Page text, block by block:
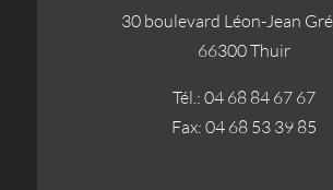
30 boulevard Léon-Jean
66300 Thuir
Tél.: 04 68 84 67 67
Fax: 04 68 53 39 85